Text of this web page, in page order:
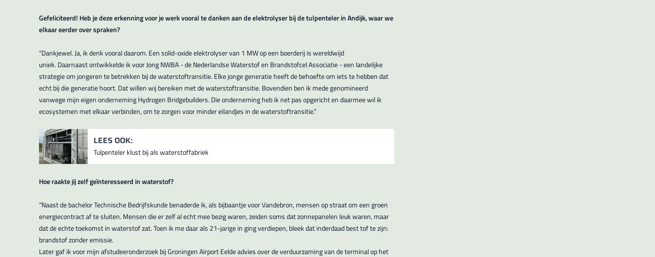
Gefeliciteerd! Heb je deze erkenning voor je werk vooral te danken aan de elektrolyser bij de tulpenteler in Andijk, waar we
elkaar eerder over spraken?
“Dankjewel. Ja, ik denk vooral daarom. Een solid-oxide elektrolyser van 1 MW op een boerderij is wereldwijd
uniek. Daarnaast ontwikkelde ik voor Jong NWBA - de Nederlandse Waterstof en Brandstofcel Associatie - een landelijke
strategie om jongeren te betrekken bij de waterstoftransitie. Elke jonge generatie heeft de behoefte om iets te hebben dat
echt bij die generatie hoort. Dat willen wij bereiken met de waterstoftransitie. Bovendien ben ik mede genomineerd
vanwege mijn eigen onderneming Hydrogen Bridgebuilders. Die onderneming heb ik net pas opgericht en daarmee wil ik
ecosystemen met elkaar verbinden, om te zorgen voor minder eilandjes in de waterstoftransitie.”
LEES OOK:
Tulpenteler klust bij als waterstoffabriek
Hoe raakte jij zelf geïnteresseerd in waterstof?
“Naast de bachelor Technische Bedrijfskunde benaderde ik, als bijbaantje voor Vandebron, mensen op straat om een groen
energiecontract af te sluiten. Mensen die er zelf al echt mee bezig waren, zeiden soms dat zonnepanelen leuk waren, maar
dat de echte toekomst in waterstof zat. Toen ik me daar als 21-jarige in ging verdiepen, bleek dat inderdaad best tof te zijn:
brandstof zonder emissie.
Later gaf ik voor mijn afstudeeronderzoek bij Groningen Airport Eelde advies over de verduurzaming van de terminal op het